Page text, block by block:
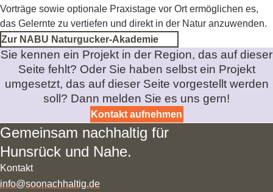
Vorträge sowie optionale Praxistage vor Ort ermöglichen es,
das Gelernte zu vertiefen und direkt in der Natur anzuwenden.
Zur NABU Naturgucker-Akademie
Sie kennen ein Projekt in der Region, das auf dieser
Seite fehlt? Oder Sie haben selbst ein Projekt
umgesetzt, das auf dieser Seite vorgestellt werden
soll? Dann melden Sie es uns gern!
Kontakt aufnehmen
Gemeinsam nachhaltig für
Hunsrück und Nahe.
Kontakt
info@soonachhaltig.de